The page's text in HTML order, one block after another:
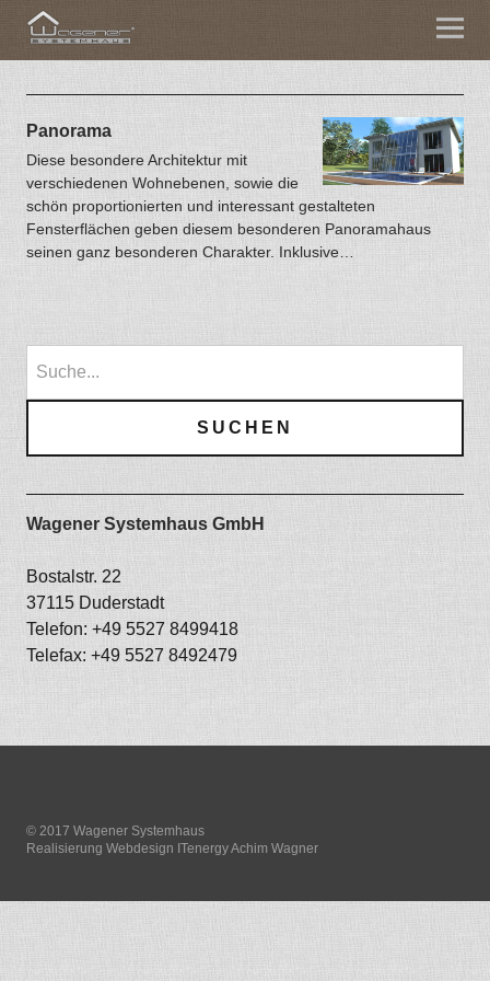
Panorama
Diese besondere Architektur mit
verschiedenen Wohnebenen, sowie die
schön proportionierten und interessant gestalteten
Fensterflächen geben diesem besonderen Panoramahaus
seinen ganz besonderen Charakter. Inklusive…
Wagener Systemhaus GmbH
Bostalstr. 22
37115 Duderstadt
Telefon: +49 5527 8499418
Telefax: +49 5527 8492479
© 2017 Wagener Systemhaus
Realisierung Webdesign ITenergy Achim Wagner